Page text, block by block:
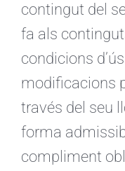
contingut del
fa als
condicions
modificacions
través del seu
forma
compliment